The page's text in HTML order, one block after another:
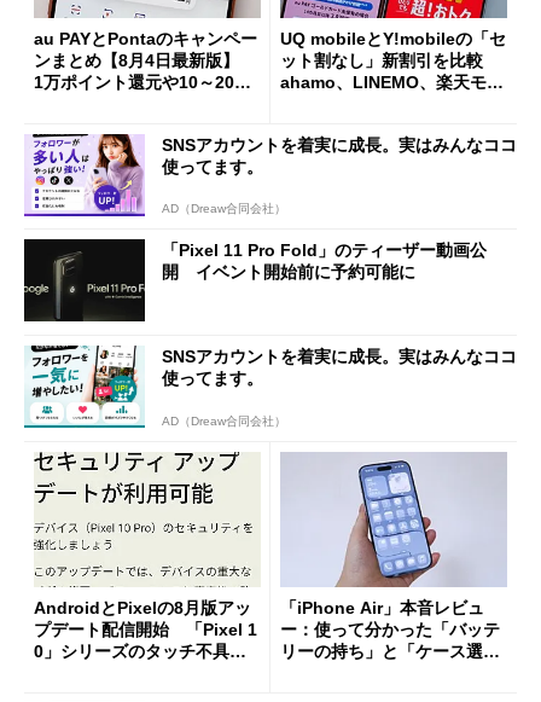
au PAYとPontaのキャンペー
ンまとめ【8月4日最新版】
1万ポイント還元や10～20％
UQ mobileとY!mobileの「セ
ット割なし」新割引を比較
ahamo、LINEMO、楽天モバ
SNSアカウントを着実に成長。実はみんなココ
使ってます。
AD（Dreaw合同会社）
「Pixel 11 Pro Fold」のティーザー動画公
開 イベント開始前に予約可能に
SNSアカウントを着実に成長。実はみんなココ
使ってます。
AD（Dreaw合同会社）
AndroidとPixelの8月版アッ
プデート配信開始 「Pixel 1
0」シリーズのタッチ不具合
「iPhone Air」本音レビュ
ー：使って分かった「バッテ
リーの持ち」と「ケース選